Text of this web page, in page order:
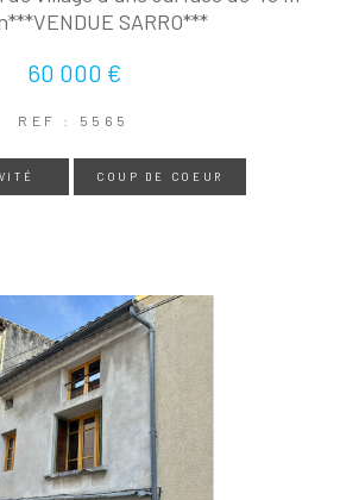
SARRO***
60 000 €
REF : 5565
COUP DE COEUR